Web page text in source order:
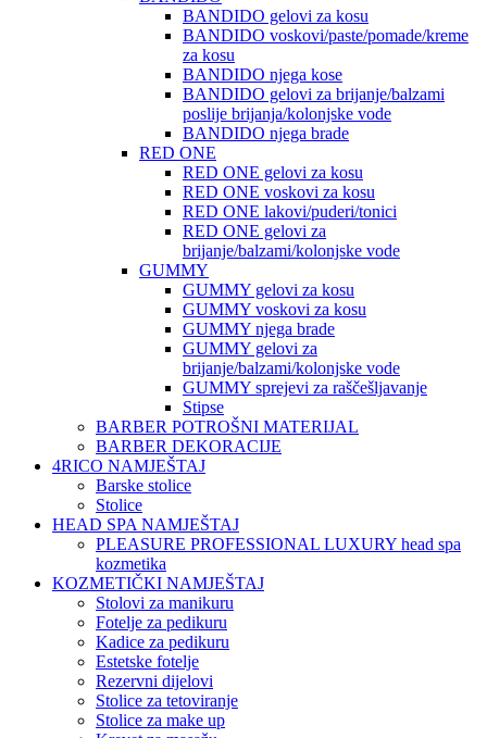
BANDIDO gelovi za kosu
BANDIDO voskovi/paste/pomade/kreme
za kosu
BANDIDO njega kose
BANDIDO gelovi za brijanje/balzami
poslije brijanja/kolonjske vode
BANDIDO njega brade
RED ONE
RED ONE gelovi za kosu
RED ONE voskovi za kosu
RED ONE lakovi/puderi/tonici
RED ONE gelovi za
brijanje/balzami/kolonjske vode
GUMMY
GUMMY gelovi za kosu
GUMMY voskovi za kosu
GUMMY njega brade
GUMMY gelovi za
brijanje/balzami/kolonjske vode
GUMMY sprejevi za raščešljavanje
Stipse
BARBER POTROŠNI MATERIJAL
BARBER DEKORACIJE
4RICO NAMJEŠTAJ
Barske stolice
Stolice
HEAD SPA NAMJEŠTAJ
PLEASURE PROFESSIONAL LUXURY head spa
kozmetika
KOZMETIČKI NAMJEŠTAJ
Stolovi za manikuru
Fotelje za pedikuru
Kadice za pedikuru
Estetske fotelje
Rezervni dijelovi
Stolice za tetoviranje
Stolice za make up